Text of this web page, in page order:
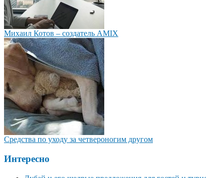
Михаил Котов – создатель AMIX
Средства по уходу за четвероногим другом
Интересно